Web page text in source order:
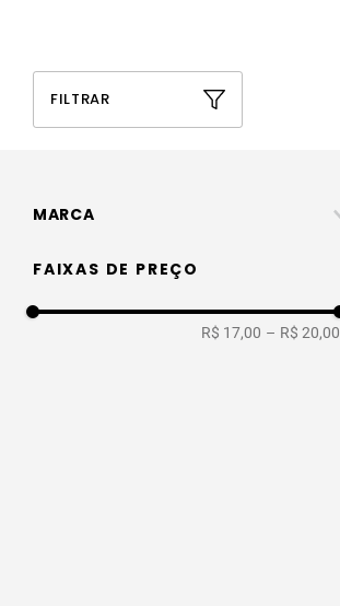
FILTRAR
MARCA
Tiklar
FAIXAS DE PREÇO
R$ 17,00 – R$ 20,00